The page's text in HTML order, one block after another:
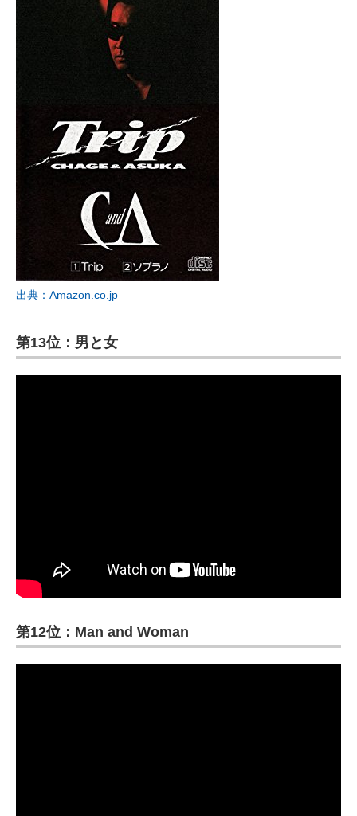
出典：Amazon.co.jp
第13位：男と女
第12位：Man and Woman